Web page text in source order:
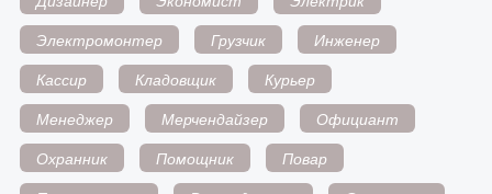
Электромонтер
Грузчик
Инженер
Кассир
Кладовщик
Курьер
Менеджер
Мерчендайзер
Официант
Охранник
Помощник
Повар